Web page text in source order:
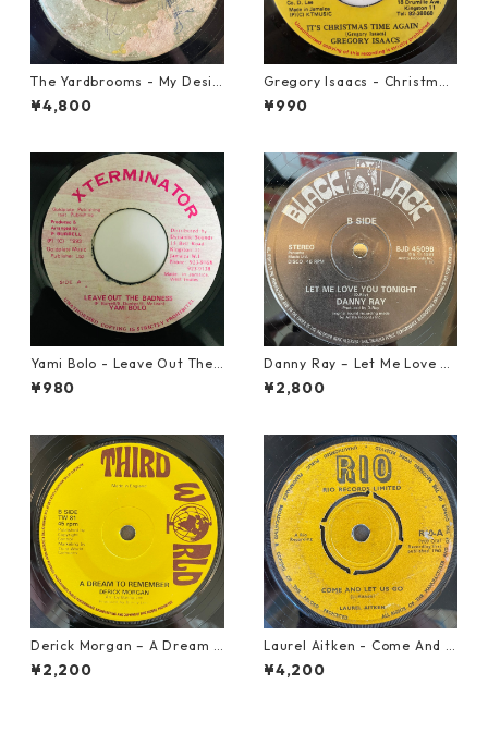
The Yardbrooms - My Desir
e【7-21922】
¥4,800
Gregory Isaacs - Christmas
Time Once Again【7-2058
9】
¥990
Yami Bolo - Leave Out The
Badness 【7-10916】
¥980
Danny Ray – Let Me Love Yo
u Tonight【12-30001】
¥2,800
Derick Morgan – A Dream T
o Remember【7-21824】
¥2,200
Laurel Aitken - Come And L
et Us Go【7-21779】
¥4,200